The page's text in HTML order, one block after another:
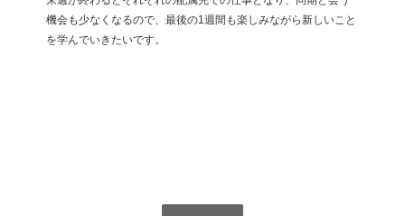
機会も少なくなるので、最後の1週間も楽しみながら新しいこと
を学んでいきたいです。